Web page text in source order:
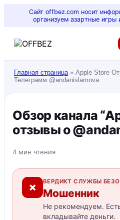
Сайт offbez.com носит
организуем азартные игры
Главная страница» Apple Store
Телеграмм @andanislamova
Обзор канала
отзывы о
4 мин чтения
✗ ВЕРДИКТ СЛУЖБЫ
Мошенник
Не рекомендуем.
вкладывайте деньги.